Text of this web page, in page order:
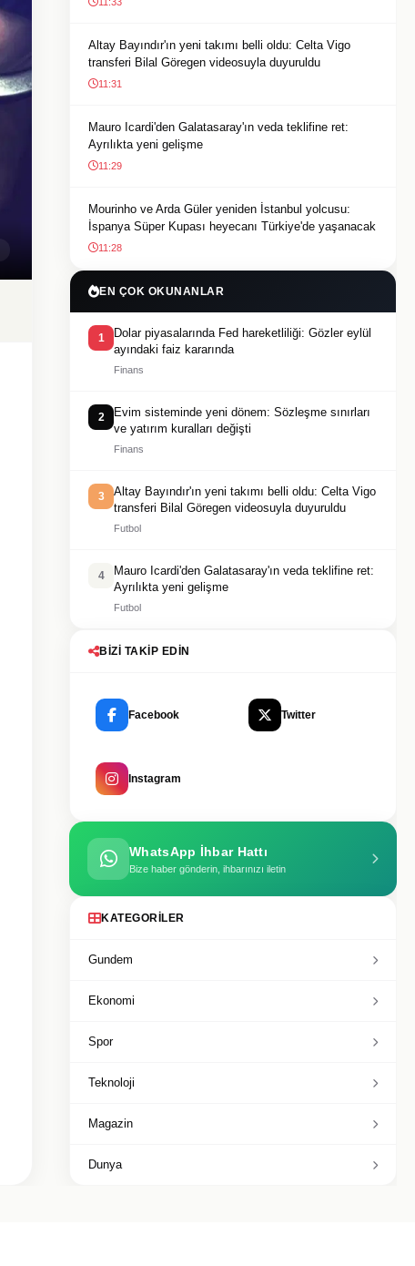
Altay Bayındır'ın yeni takımı belli oldu: Celta Vigo
transferi Bilal Göregen videosuyla duyuruldu
11:31
Mauro Icardi'den Galatasaray'ın veda teklifine ret:
Ayrılıkta yeni gelişme
11:29
Mourinho ve Arda Güler yeniden İstanbul yolcusu:
İspanya Süper Kupası heyecanı Türkiye'de yaşanacak
11:28
EN ÇOK OKUNANLAR
1
Dolar piyasalarında Fed hareketliliği: Gözler eylül
ayındaki faiz kararında
Finans
2
Evim sisteminde yeni dönem: Sözleşme sınırları
ve yatırım kuralları değişti
Finans
3
Altay Bayındır'ın yeni takımı belli oldu: Celta Vigo
transferi Bilal Göregen videosuyla duyuruldu
Futbol
4
Mauro Icardi'den Galatasaray'ın veda teklifine ret:
Ayrılıkta yeni gelişme
Futbol
BIZI TAKIP EDIN
Facebook Twitter
Instagram
WhatsApp İhbar Hattı
Bize haber gönderin, ihbarınızı iletin
KATEGORILER
Gundem
Ekonomi
Spor
Teknoloji
Magazin
Dunya